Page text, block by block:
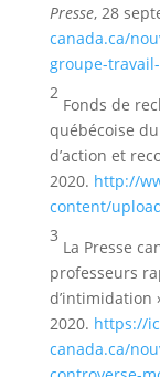
Presse, 28
canada.ca/
groupe-
2
Fonds de
québécoise
d’action et
2020. http://
content/
3
La Presse
professeurs
d’intimidation
2020. https://
canada.ca/